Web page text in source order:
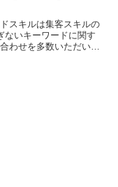
スキルは集客スキルの
ないキーワードに関す
わせを多数いただいて